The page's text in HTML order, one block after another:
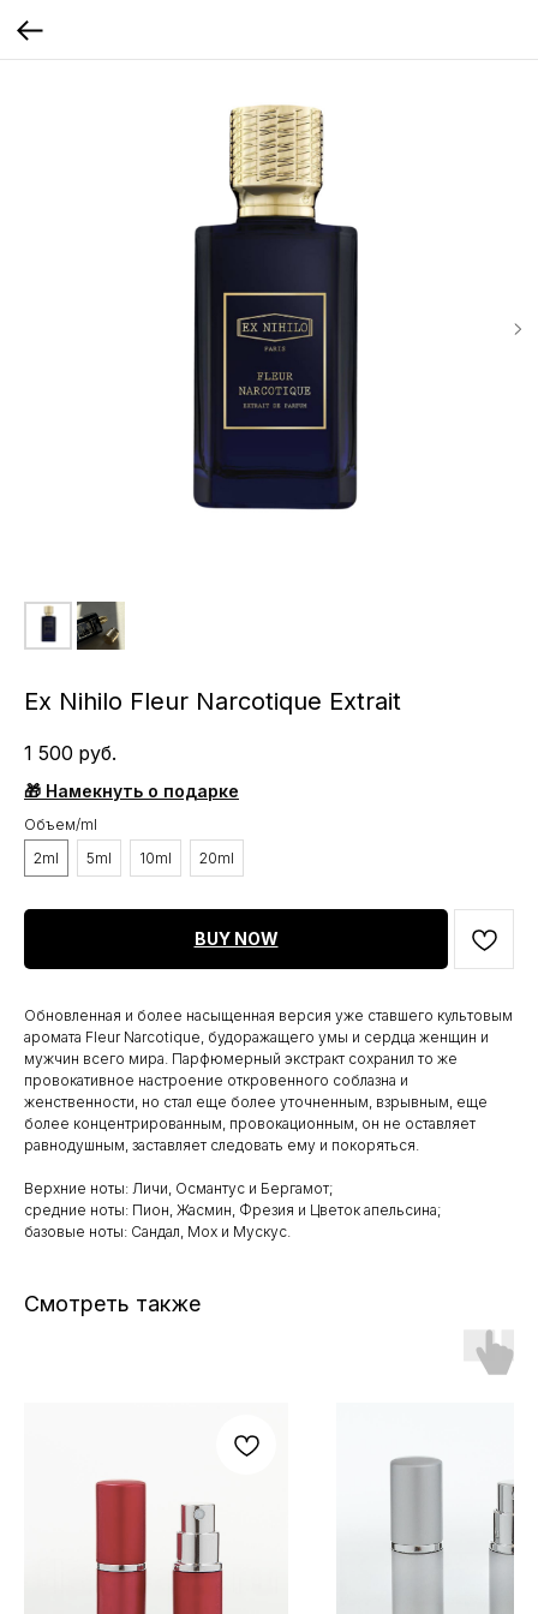
Ex Nihilo Fleur Narcotique Extrait
1 500 руб.
🎁 Намекнуть о подарке
Объем/ml
2ml
5ml 10ml 20ml
BUY NOW
Обновленная и более насыщенная версия уже ставшего культовым
аромата Fleur Narcotique, будоражащего умы и сердца женщин и
мужчин всего мира. Парфюмерный экстракт сохранил то же
провокативное настроение откровенного соблазна и
женственности, но стал еще более уточненным, взрывным, еще
более концентрированным, провокационным, он не оставляет
равнодушным, заставляет следовать ему и покоряться.
Верхние ноты: Личи, Османтус и Бергамот;
средние ноты: Пион, Жасмин, Фрезия и Цветок апельсина;
базовые ноты: Сандал, Мох и Мускус.
Смотреть также